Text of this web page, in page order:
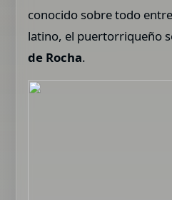
conocido sobre todo
latino, el puertorriqueño
de Rocha.